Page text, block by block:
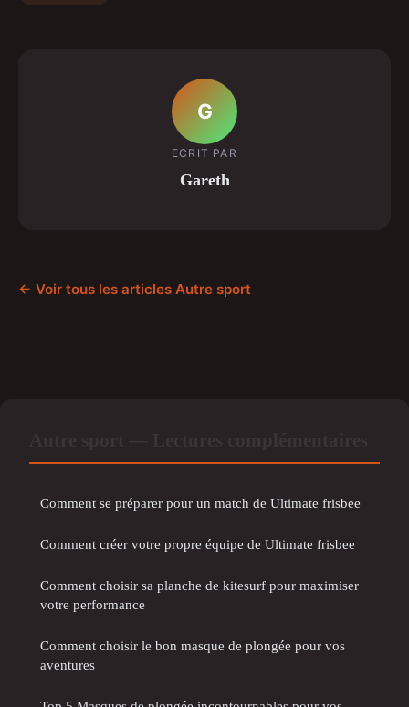
G
ECRIT PAR
Gareth
← Voir tous les articles Autre sport
Comment se préparer pour un match de Ultimate frisbee
Comment créer votre propre équipe de Ultimate frisbee
Comment choisir sa planche de kitesurf pour maximiser
votre performance
Comment choisir le bon masque de plongée pour vos
aventures